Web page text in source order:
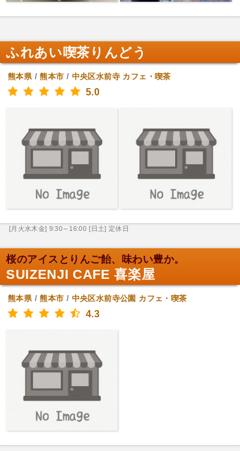
ふれあい喫茶りんどう
熊本県/熊本市 / 中央区水前寺 カフェ・喫茶
5.0
[月火水木金] 9:30～16:00 [日土] 定休日
桜のアイスとりんご飴、味わい豊か。
SUIZENJI CAFE 喜楽屋
熊本県/熊本市 / 中央区水前寺公園 カフェ・喫茶
4.3